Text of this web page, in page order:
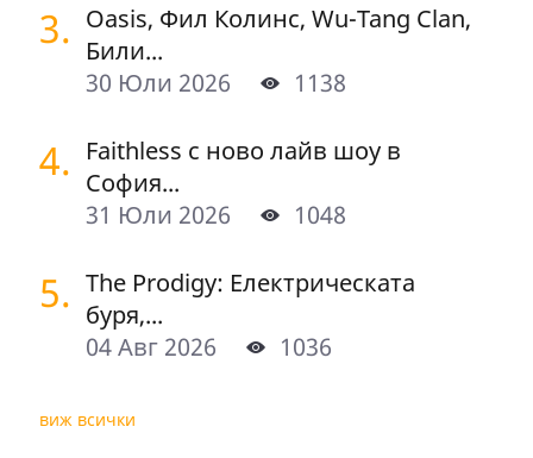
3. Oasis, Фил Колинс, Wu-Tang Clan,
Били...
30 Юли 2026
1138
4. Faithless с ново лайв шоу в
София...
31 Юли 2026
1048
5. The Prodigy: Електрическата
буря,...
04 Авг 2026
1036
виж всички